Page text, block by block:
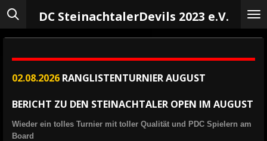
Zum
HauptinhaltDC SteinachtalerDevils 2023 e.V.
02.08.2026 RANGLISTENTURNIER AUGUST
BERICHT ZU DEN STEINACHTALER OPEN IM AUGUST
Wieder ein tolles Turnier mit toller Qualität und PDC Spielern am
Board